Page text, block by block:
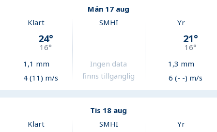
Mån 17 aug
Klart
24°
16°
1,1 mm
4 (11) m/s
SMHI
Ingen data
finns tillgänglig
Yr
21°
16°
1,3 mm
6 (- -) m/s
Tis 18 aug
Klart
SMHI Yr